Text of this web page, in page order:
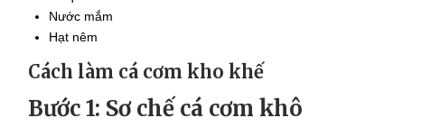
Nước mắm
Hạt nêm
Cách làm cá cơm kho khế
Bước 1: Sơ chế cá cơm khô